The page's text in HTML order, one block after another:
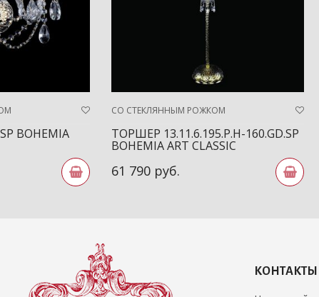
BOHEMIA
СО СТЕКЛЯННЫМ РОЖКОМ
ТОРШЕР 13.11.6.195.P.H-160.GD.SP
BOHEMIA ART CLASSIC
61 790 руб.
КОНТАКТЫ